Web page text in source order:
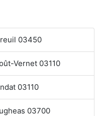
03450
Vernet 03110
03110
03700